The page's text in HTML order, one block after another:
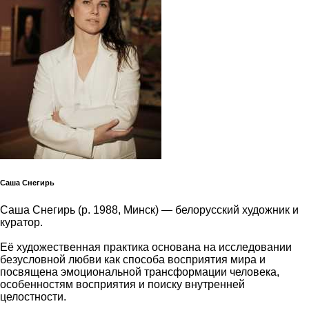
Саша Снегирь
Саша Снегирь (р. 1988, Минск) — белорусский художник и
куратор.
Её художественная практика основана на исследовании
безусловной любви как способа восприятия мира и
посвящена эмоциональной трансформации человека,
особенностям восприятия и поиску внутренней
целостности.